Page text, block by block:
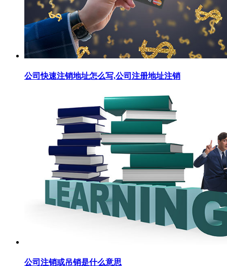
公司快速注销地址怎么写,公司注册地址注销
公司注销或吊销是什么意思